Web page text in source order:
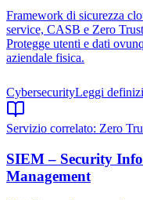
Framework di sicurezza
service, CASB e Zero
Protegge utenti e dati
aziendale fisica.
CybersecurityLeggi
Servizio correlato: Zero
SIEM – Security
Management